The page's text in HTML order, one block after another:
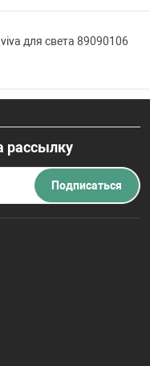
для света 89090106
рассылку
Подписаться